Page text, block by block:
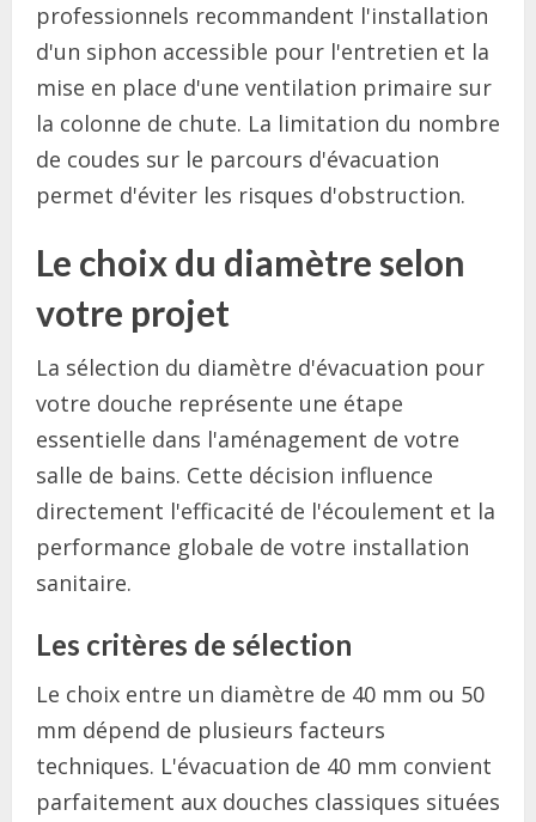
professionnels recommandent l'installation
d'un siphon accessible pour l'entretien et la
mise en place d'une ventilation primaire sur
la colonne de chute. La limitation du nombre
de coudes sur le parcours d'évacuation
permet d'éviter les risques d'obstruction.
Le choix du diamètre selon
votre projet
La sélection du diamètre d'évacuation pour
votre douche représente une étape
essentielle dans l'aménagement de votre
salle de bains. Cette décision influence
directement l'efficacité de l'écoulement et la
performance globale de votre installation
sanitaire.
Les critères de sélection
Le choix entre un diamètre de 40 mm ou 50
mm dépend de plusieurs facteurs
techniques. L'évacuation de 40 mm convient
parfaitement aux douches classiques situées